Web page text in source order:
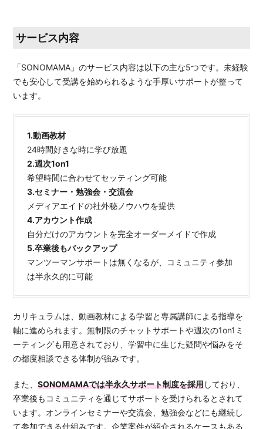
サービス内容
「SONOMAMA」のサービス内容は以下の主な5つです。未経験
でも安心して受講を始められるような手厚いサポートが整って
います。
1.動画教材
24時間好きな時に学び放題
2.週次1on1
希望時間に合わせてセッティング可能
3.セミナー・勉強会・交流会
メディアエイドの社外秘ノウハウを提供
4.アカウント作成
自分だけのアカウントを完全オーダーメイドで作成
5.卒業後もバックアップ
マンツーマンサポートは無くなるが、コミュニティ参加
は半永久的に可能
カリキュラムは、動画教材による学習と専属講師による指導を
軸に進められます。無制限のチャットサポートや週次の1on1ミ
ーティングも用意されており、学習中に生じた疑問や悩みをそ
の都度相談できる体制が強みです。
また、SONOMAMAでは半永久サポート制度を採用しており、
卒業後もコミュニティを通じてサポートを受けられるとされて
います。オンラインセミナーや交流会、勉強会などにも継続し
て参加できる仕組みです。企業案件が紹介されるケースもある